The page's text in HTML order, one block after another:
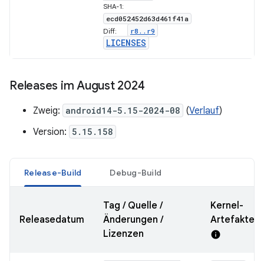
SHA-1:
ecd052452d63d461f41a
Diff: r8 . . r9
LICENSES
Releases im August 2024
Zweig: android14-5.15-2024-08 (Verlauf)
Version: 5.15.158
Release-Build Debug-Build
Releasedatum
Tag / Quelle /
Änderungen /
Lizenzen
Kernel-
Artefakte-
info